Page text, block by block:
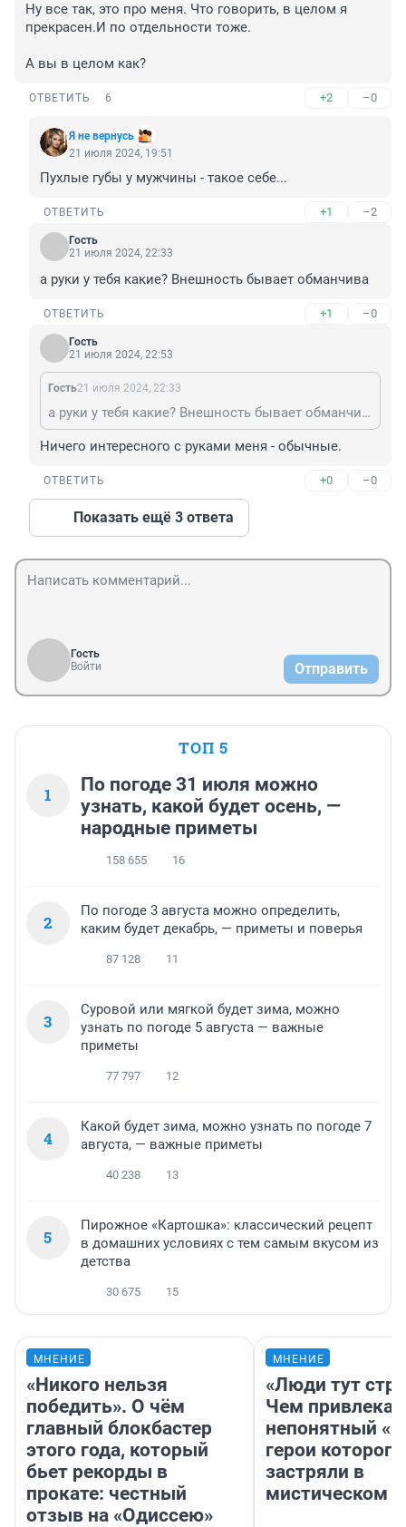
Ну все так, это про меня. Что говорить, в целом я
прекрасен.И по отдельности тоже.
А вы в целом как?
ОТВЕТИТЬ 6 +2 –0
Я не вернусь
21 июля 2024, 19:51
Пухлые губы у мужчины - такое себе...
ОТВЕТИТЬ +1 –2
Гость
21 июля 2024, 22:33
а руки у тебя какие? Внешность бывает обманчива
ОТВЕТИТЬ +1 –0
Гость
21 июля 2024, 22:53
Гость21 июля 2024, 22:33
а руки у тебя какие? Внешность бывает обманчива
Ничего интересного с руками меня - обычные.
ОТВЕТИТЬ +0 –0
Показать ещё 3 ответа
Гость
Войти
Отправить
ТОП 5
1
По погоде 31 июля можно
узнать, какой будет осень, —
народные приметы
158 655 16
2
По погоде 3 августа можно определить,
каким будет декабрь, — приметы и поверья
87 128 11
3
Суровой или мягкой будет зима, можно
узнать по погоде 5 августа — важные
приметы
77 797 12
4
Какой будет зима, можно узнать по погоде 7
августа, — важные приметы
40 238 13
5
Пирожное «Картошка»: классический рецепт
в домашних условиях с тем самым вкусом из
детства
30 675 15
МНЕНИЕ
«Никого нельзя
победить». О чём
главный блокбастер
этого года, который
бьет рекорды в
прокате: честный
отзыв на «Одиссею»
МНЕНИЕ
«Люди тут
Чем
непонятный
герои которого
застряли в
мистическом